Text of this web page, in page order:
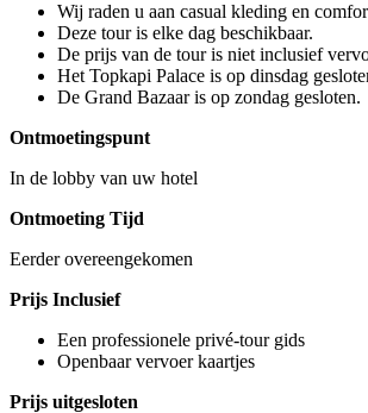
Wij raden u aan casual kleding en
Deze tour is elke dag beschikbaar.
De prijs van de tour is niet inclusief
Het Topkapi Palace is op dinsdag
De Grand Bazaar is op zondag gesloten.
Ontmoetingspunt
In de lobby van uw hotel
Ontmoeting Tijd
Eerder overeengekomen
Prijs Inclusief
Een professionele privé-tour gids
Openbaar vervoer kaartjes
Prijs uitgesloten